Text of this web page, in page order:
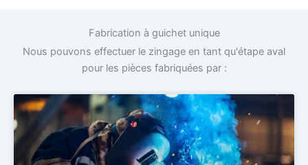
Fabrication à guichet unique
Nous pouvons effectuer le zingage en tant qu'étape aval
pour les pièces fabriquées par :